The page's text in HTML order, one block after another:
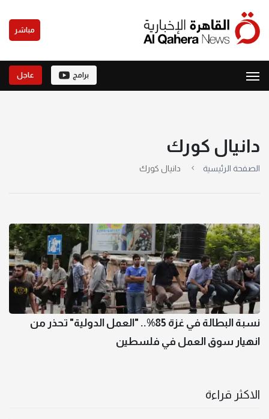
مباشر
برامج عاجل
دانيال كورك
الصفحة الرئيسية دانيال كورك
نسبة البطالة في غزة 85%.. "العمل الدولية" تحذر من
انهيار سوق العمل في فلسطين
الاكثر قراءة